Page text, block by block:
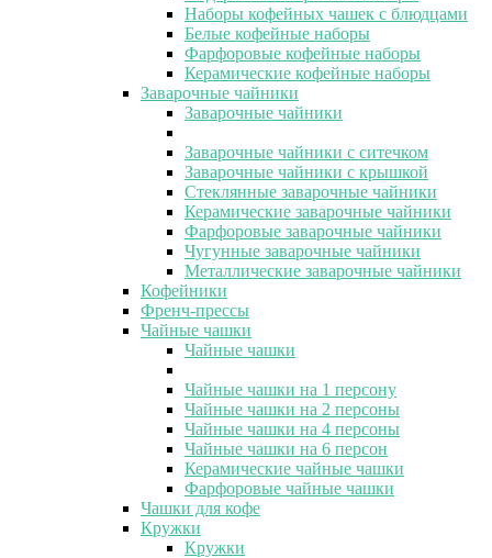
Наборы кофейных чашек с блюдцами
Белые кофейные наборы
Фарфоровые кофейные наборы
Керамические кофейные наборы
Заварочные чайники
Заварочные чайники
Заварочные чайники с ситечком
Заварочные чайники с крышкой
Стеклянные заварочные чайники
Керамические заварочные чайники
Фарфоровые заварочные чайники
Чугунные заварочные чайники
Металлические заварочные чайники
Кофейники
Френч-прессы
Чайные чашки
Чайные чашки
Чайные чашки на 1 персону
Чайные чашки на 2 персоны
Чайные чашки на 4 персоны
Чайные чашки на 6 персон
Керамические чайные чашки
Фарфоровые чайные чашки
Чашки для кофе
Кружки
Кружки